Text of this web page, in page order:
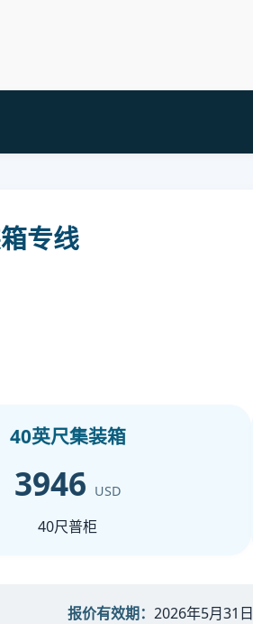
专线
40英尺集装箱
3946 USD
40尺普柜
报价有效期： 2026年5月31日